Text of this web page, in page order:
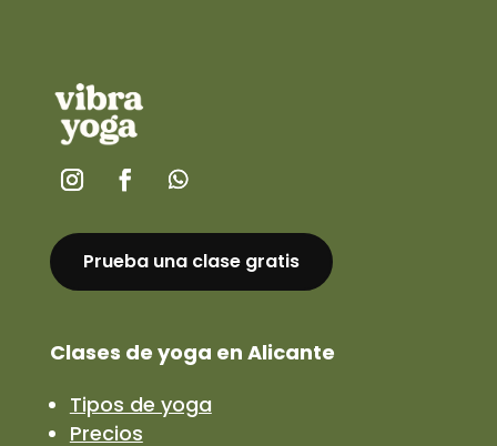
Prueba una clase gratis
Clases de yoga en Alicante
Tipos de yoga
Precios